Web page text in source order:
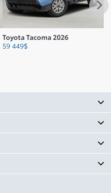
Toyota Tacoma 2026
59 449$